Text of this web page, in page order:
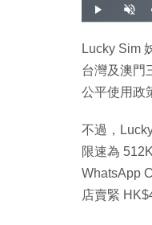
播
放
開
啟
Lucky Sim
台灣及澳門
公平使用政
不過，
限速為
WhatsApp
店賣緊